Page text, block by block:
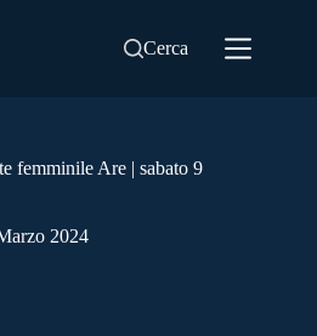
Cerca
femminile Are | sabato 9
2024